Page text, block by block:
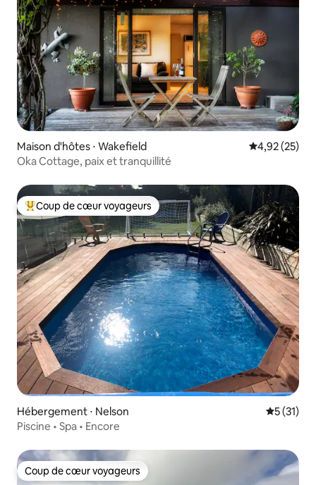
Maison d'hôtes ⋅ Wakefield Évaluation
4,92 (25)
Oka Cottage, paix et tranquillité
Coups de cœur voyageurs les plus appréciés
Coup de cœur voyageurs
Hébergement ⋅ Nelson
5 (31)
Piscine • Spa • Encore
Coup de cœur voyageurs
Coup de cœur voyageurs